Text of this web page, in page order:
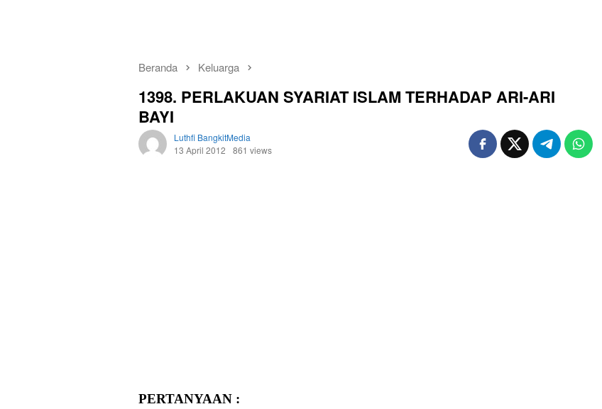
Beranda Keluarga
1398. PERLAKUAN SYARIAT ISLAM TERHADAP ARI-ARI
BAYI
Luthfi BangkitMedia
13 April 2012
861 views
PERTANYAAN :